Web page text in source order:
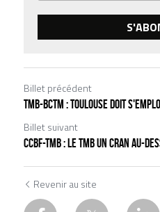
Billet précédent
TMB-BCTM : Toulouse doit
Billet suivant
CCBF-TMB : le TMB un cran au-
Revenir au site